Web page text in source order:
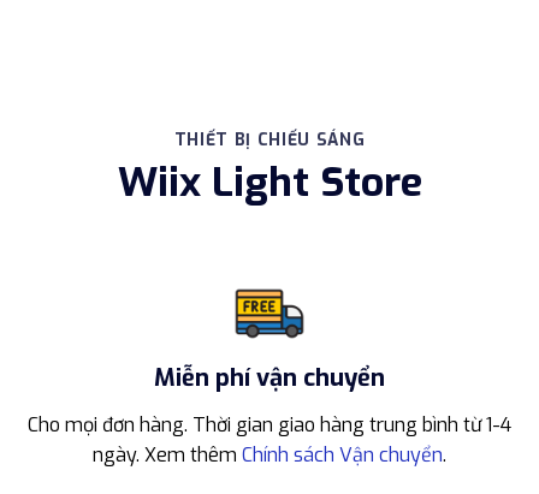
THIẾT BỊ CHIẾU SÁNG
Wiix Light Store
Miễn phí vận chuyển
Cho mọi đơn hàng. Thời gian giao hàng trung bình từ 1-4
ngày. Xem thêm Chính sách Vận chuyển.